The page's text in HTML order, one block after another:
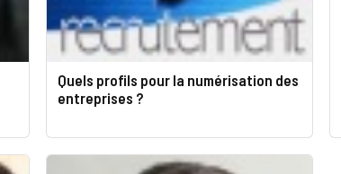
Quels profils pour la numérisation des
entreprises ?